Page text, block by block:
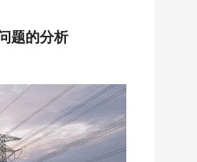
题的分析